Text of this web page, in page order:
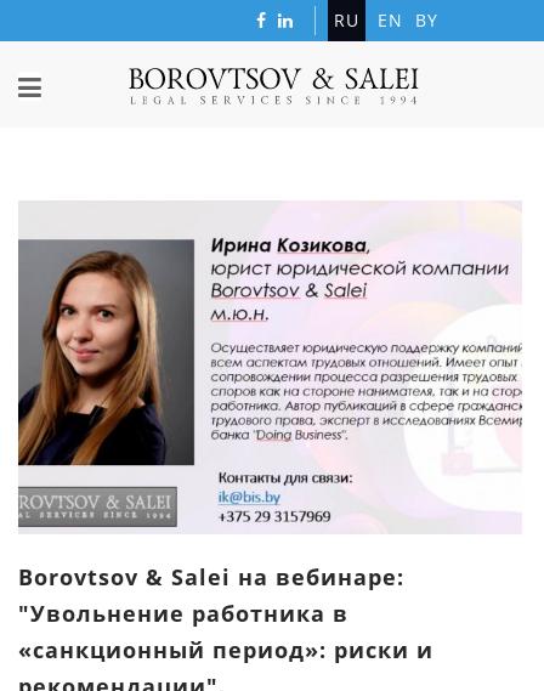
RU EN BY
Borovtsov & Salei на вебинаре:
"Увольнение работника в
«санкционный период»: риски и